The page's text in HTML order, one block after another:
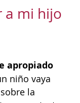
a mi hijo
apropiado
niño vaya
la